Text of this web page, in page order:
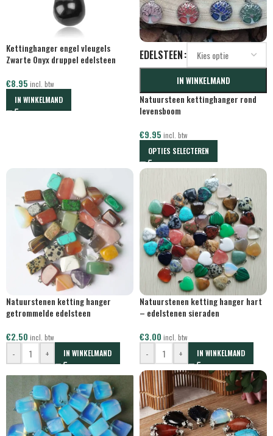
Kettinghanger engel vleugels
Zwarte Onyx druppel edelsteen
€8.95 incl. btw
IN WINKELMAND
EDELSTEEN
IN WINKELMAND
Natuursteen kettinghanger rond
levensboom
€9.95 incl. btw
OPTIES SELECTEREN
Natuurstenen ketting hanger
getrommelde edelsteen
€2.50 incl. btw
- + IN WINKELMAND
Natuurstenen ketting hanger hart
– edelstenen sieraden
€3.00 incl. btw
- + IN WINKELMAND